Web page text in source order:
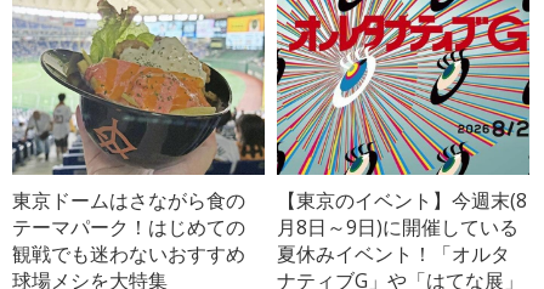
東京ドームはさながら食の
テーマパーク！はじめての
観戦でも迷わないおすすめ
球場メシを大特集
【東京のイベント】今週末(8
月8日～9日)に開催している
夏休みイベント！「オルタ
ナティブG」や「はてな展」